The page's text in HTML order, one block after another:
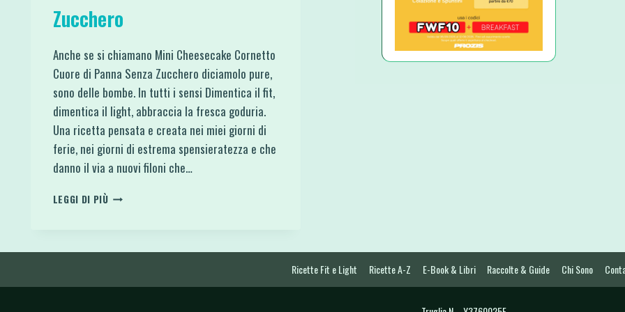
Zucchero
Anche se si chiamano Mini Cheesecake Cornetto
Cuore di Panna Senza Zucchero diciamolo pure,
sono delle bombe. In tutti i sensi Dimentica il fit,
dimentica il light, abbraccia la fresca goduria.
Una ricetta pensata e creata nei miei giorni di
ferie, nei giorni di estrema spensieratezza e che
danno il via a nuovi filoni che…
LEGGI DI PIÙMINI
DI
Ricette Fit e Light Ricette A-Z E-Book & Libri Raccolte & Guide Chi Sono